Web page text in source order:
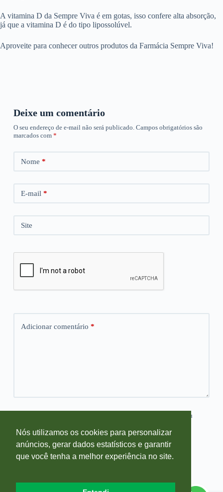
A vitamina D da Sempre Viva é em gotas, isso confere alta absorção,
já que a vitamina D é do tipo lipossolúvel.
Aproveite para conhecer outros produtos da Farmácia Sempre Viva!
Deixe um comentário
O seu endereço de e-mail não será publicado. Campos obrigatórios são
marcados com *
Nome *
E-mail *
Site
Adicionar comentário *
Salvar meus dados neste navegador para a próxima vez que eu
Publicar comentário
Nós utilizamos os cookies para personalizar
anúncios, gerar dados estatísticos e garantir
que você tenha a melhor experiência no site.